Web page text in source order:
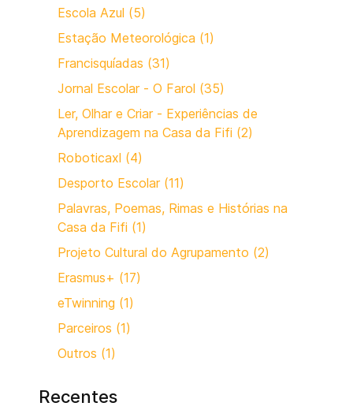
Escola Azul (5)
Estação Meteorológica (1)
Francisquíadas (31)
Jornal Escolar - O Farol (35)
Ler, Olhar e Criar - Experiências de
Aprendizagem na Casa da Fifi (2)
Roboticaxl (4)
Desporto Escolar (11)
Palavras, Poemas, Rimas e Histórias na
Casa da Fifi (1)
Projeto Cultural do Agrupamento (2)
Erasmus+ (17)
eTwinning (1)
Parceiros (1)
Outros (1)
Recentes